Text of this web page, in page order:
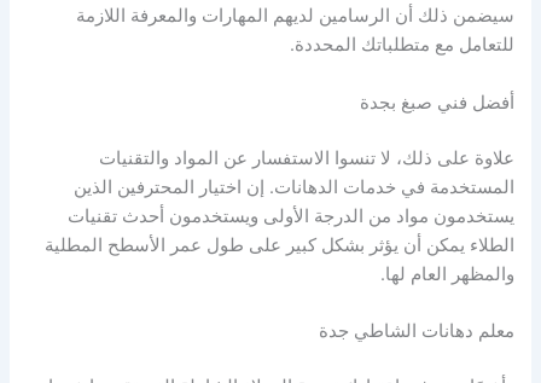
سيضمن ذلك أن الرسامين لديهم المهارات والمعرفة اللازمة
للتعامل مع متطلباتك المحددة.
أفضل فني صبغ بجدة
علاوة على ذلك، لا تنسوا الاستفسار عن المواد والتقنيات
المستخدمة في خدمات الدهانات. إن اختيار المحترفين الذين
يستخدمون مواد من الدرجة الأولى ويستخدمون أحدث تقنيات
الطلاء يمكن أن يؤثر بشكل كبير على طول عمر الأسطح المطلية
والمظهر العام لها.
معلم دهانات الشاطي جدة